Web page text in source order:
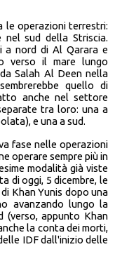
le operazioni terrestri:
sud della Striscia.
a nord di Al Qarara e
verso il mare lungo
Salah Al Deen nella
quello di
anche nel settore
tra loro: una a
e una a sud.
fase nelle operazioni
operare sempre più in
modalità già viste
di oggi, 5 dicembre, le
Khan Yunis dopo una
avanzando lungo la
(verso, appunto Khan
la conta dei morti,
IDF dall'inizio delle